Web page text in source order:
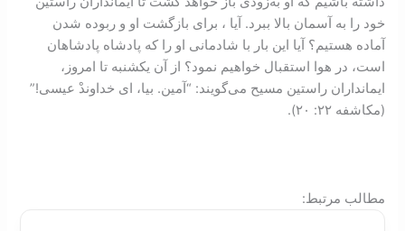
خود را به آسمان بالا ببرد. آیا ، برای بازگشت او و ربوده شدن
آماده هستیم؟ آیا این بار با شادمانی او را که پادشاه پادشاهان
است، در هوا استقبال خواهيم نمود؟ از آن یکشنبه تا امروز،
ايمانداران راستين مسيح می‌گویند: “آمین. بیا، ای خداوندْ عیسی!”
(مکاشفه ۲۲: ۲۰).
:مطالب مرتبط